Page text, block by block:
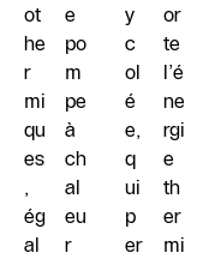
ot
he
r
mi
qu
es
,
ég
al
e
po
m
pe
à
ch
al
eu
r
y
c
ol
é
e,
q
ui
p
er
or
te
l’é
ne
rgi
e
th
er
mi